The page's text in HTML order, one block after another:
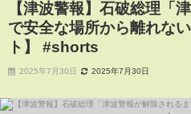
【津波警報】石破総理「
で安全な場所から離れな
ト】 #shorts
2025年7月30日 2025年7月30日